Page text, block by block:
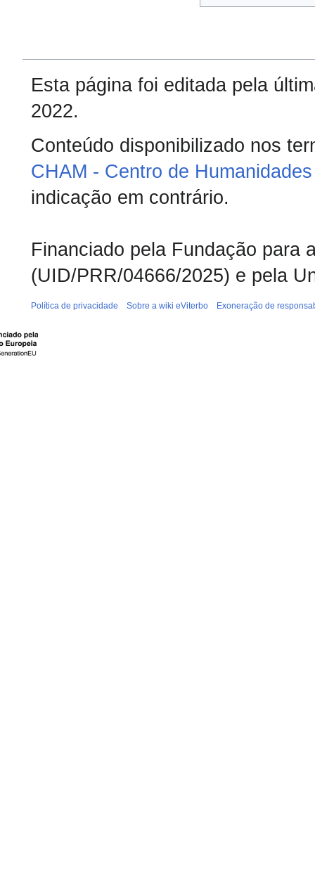
Esta página foi editada pela
2022.
Conteúdo disponibilizado nos
CHAM - Centro de
indicação em contrário.
Financiado pela Fundação para
(UID/PRR/04666/2025) e pela
Política de privacidade Sobre a wiki eViterbo Exoneração de